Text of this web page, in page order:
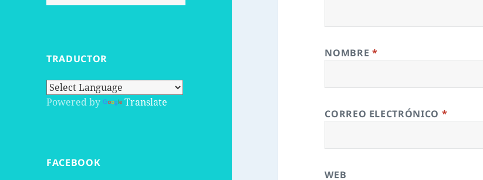
TRADUCTOR
Powered by Translate
FACEBOOK
NOMBRE *
CORREO ELECTRÓNICO *
WEB